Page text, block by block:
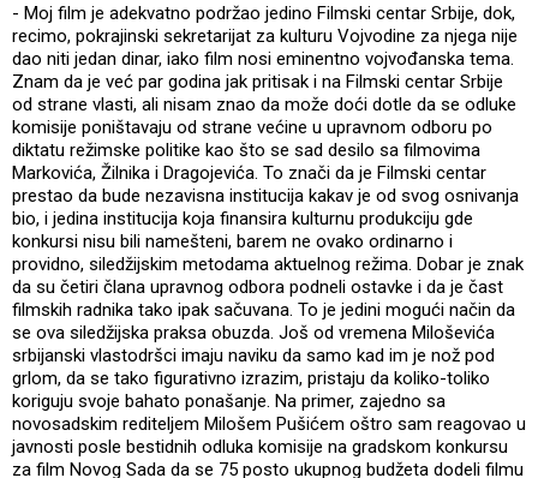
- Moj film je adekvatno podržao jedino Filmski centar Srbije, dok,
recimo, pokrajinski sekretarijat za kulturu Vojvodine za njega nije
dao niti jedan dinar, iako film nosi eminentno vojvođanska tema.
Znam da je već par godina jak pritisak i na Filmski centar Srbije
od strane vlasti, ali nisam znao da može doći dotle da se odluke
komisije poništavaju od strane većine u upravnom odboru po
diktatu režimske politike kao što se sad desilo sa filmovima
Markovića, Žilnika i Dragojevića. To znači da je Filmski centar
prestao da bude nezavisna institucija kakav je od svog osnivanja
bio, i jedina institucija koja finansira kulturnu produkciju gde
konkursi nisu bili namešteni, barem ne ovako ordinarno i
providno, siledžijskim metodama aktuelnog režima. Dobar je znak
da su četiri člana upravnog odbora podneli ostavke i da je čast
filmskih radnika tako ipak sačuvana. To je jedini mogući način da
se ova siledžijska praksa obuzda. Još od vremena Miloševića
srbijanski vlastodršci imaju naviku da samo kad im je nož pod
grlom, da se tako figurativno izrazim, pristaju da koliko-toliko
koriguju svoje bahato ponašanje. Na primer, zajedno sa
novosadskim rediteljem Milošem Pušićem oštro sam reagovao u
javnosti posle bestidnih odluka komisije na gradskom konkursu
za film Novog Sada da se 75 posto ukupnog budžeta dodeli filmu